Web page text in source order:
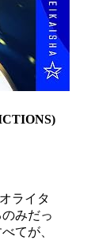
ライタ
みだっ
てが、